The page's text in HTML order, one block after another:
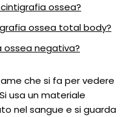
ossea?
ossea total body?
ossea negativa?
che si fa per vedere
usa un materiale
nel sangue e si guarda